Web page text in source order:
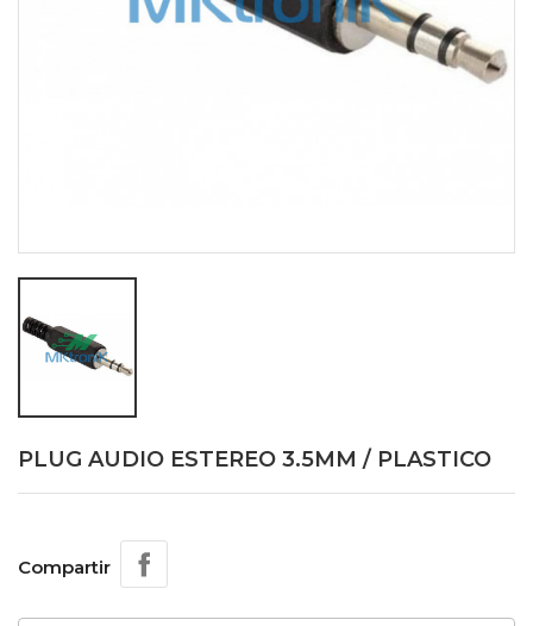
PLUG AUDIO ESTEREO 3.5MM / PLASTICO
Compartir